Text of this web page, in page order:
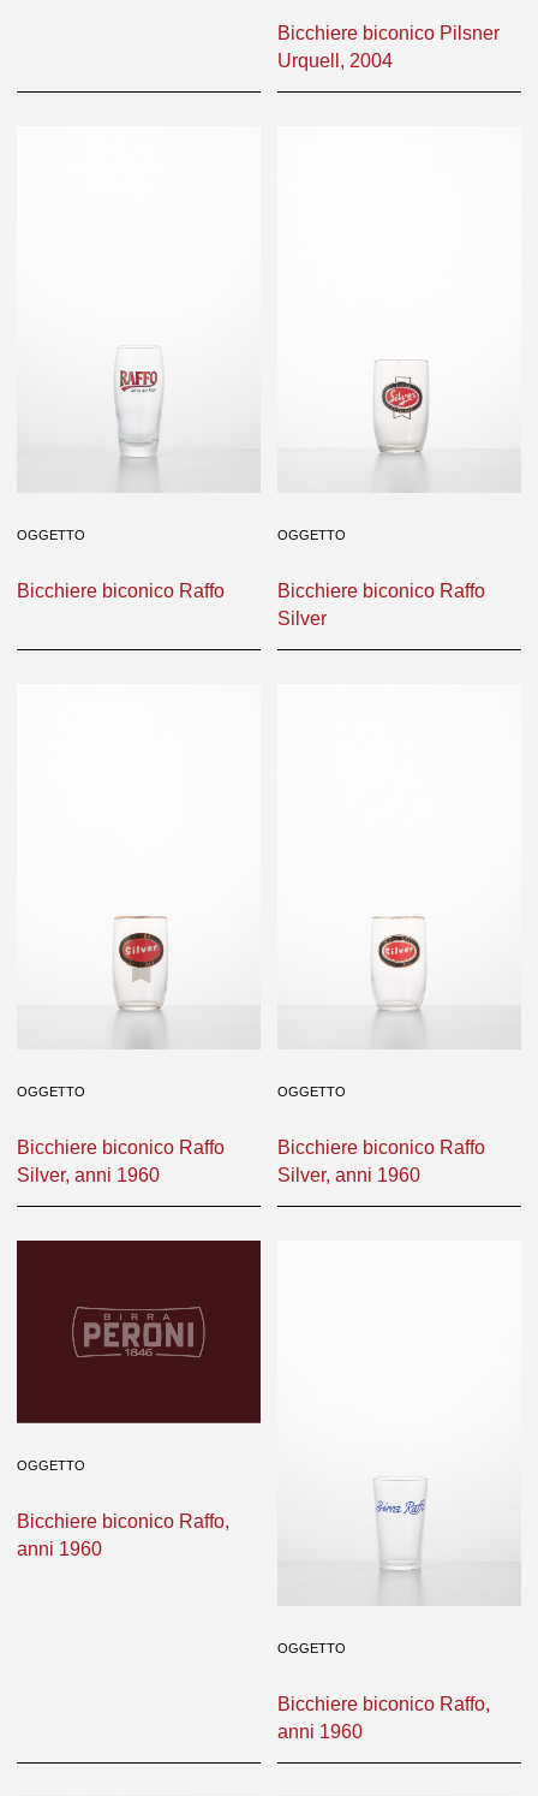
Bicchiere biconico Pilsner
Urquell, 2004
OGGETTO
Bicchiere biconico Raffo
OGGETTO
Bicchiere biconico Raffo
Silver
OGGETTO
Bicchiere biconico Raffo
Silver, anni 1960
OGGETTO
Bicchiere biconico Raffo
Silver, anni 1960
OGGETTO
Bicchiere biconico Raffo,
anni 1960
OGGETTO
Bicchiere biconico Raffo,
anni 1960